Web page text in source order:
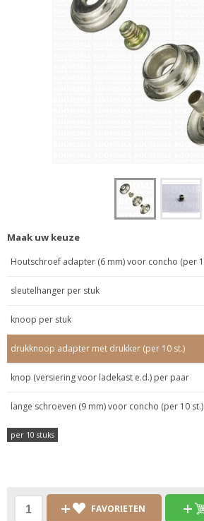
Maak uw keuze
Houtschroef adapter (6 mm) voor concho (per
sleutelhanger per stuk
knoop per stuk
drukknoop adapter met drukker (per 10 st.)
knop (versiering voor ladekast e.d.) per paar
lange schroeven (9 mm) voor concho (per 10 st.)
per 10 stuks
FAVORIETEN